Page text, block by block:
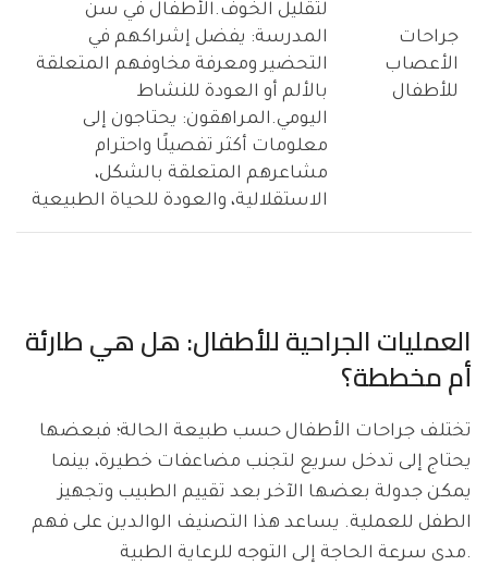
جراحات
الأعصاب
للأطفال
لتقليل الخوف.الأطفال في سن
المدرسة: يفضل إشراكهم في
التحضير ومعرفة مخاوفهم المتعلقة
بالألم أو العودة للنشاط
اليومي.المراهقون: يحتاجون إلى
معلومات أكثر تفصيلًا واحترام
مشاعرهم المتعلقة بالشكل،
الاستقلالية، والعودة للحياة الطبيعية
العمليات الجراحية للأطفال: هل هي طارئة
أم مخططة؟
تختلف جراحات الأطفال حسب طبيعة الحالة؛ فبعضها
يحتاج إلى تدخل سريع لتجنب مضاعفات خطيرة، بينما
يمكن جدولة بعضها الآخر بعد تقييم الطبيب وتجهيز
الطفل للعملية. يساعد هذا التصنيف الوالدين على فهم
مدى سرعة الحاجة إلى التوجه للرعاية الطبية.